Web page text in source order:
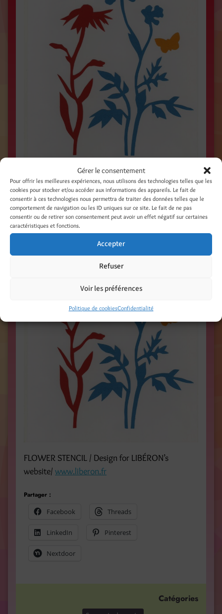
Gérer le consentement
Pour offrir les meilleures expériences, nous utilisons des technologies telles que les
cookies pour stocker et/ou accéder aux informations des appareils. Le fait de
consentir à ces technologies nous permettra de traiter des données telles que le
comportement de navigation ou les ID uniques sur ce site. Le fait de ne pas
consentir ou de retirer son consentement peut avoir un effet négatif sur certaines
caractéristiques et fonctions.
Accepter
Refuser
Voir les préférences
Politique de cookiesConfidentialité
POCHOIR FLEURS / Dessiné pour le site web de
LIBÉRON /www.liberon.fr/
FLOWER STENCIL / Design for LIBÉRON’s
website/ www.liberon.fr
Partager :
Facebook
Threads
LinkedIn Pinterest
Nextdoor
Catégories